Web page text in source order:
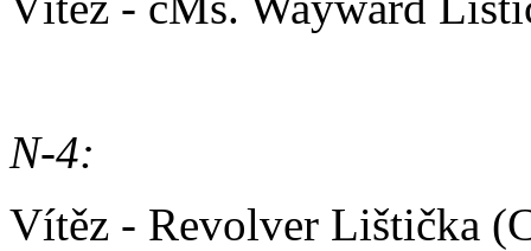
N-4:
Vítěz - Revolver Lištička